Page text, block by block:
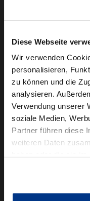
Diese Webseite
Wir verwenden
personalisieren,
zu können und die
analysieren.
Verwendung unserer
soziale Medien,
Partner führen diese
weiteren Daten
Online-Terminbuchung
Für
Audi Business
BMW Geschäftskunden
Volkswagen
Autowelt
News & Events